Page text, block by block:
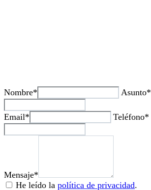
Nombre* Asunto*
Email* Teléfono*
Mensaje*
He leído la política de privacidad.